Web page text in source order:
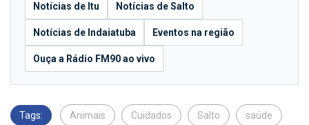
Notícias de Itu Notícias de Salto
Notícias de Indaiatuba Eventos na região
Ouça a Rádio FM90 ao vivo
Tags: Animais Cuidados Salto saúde